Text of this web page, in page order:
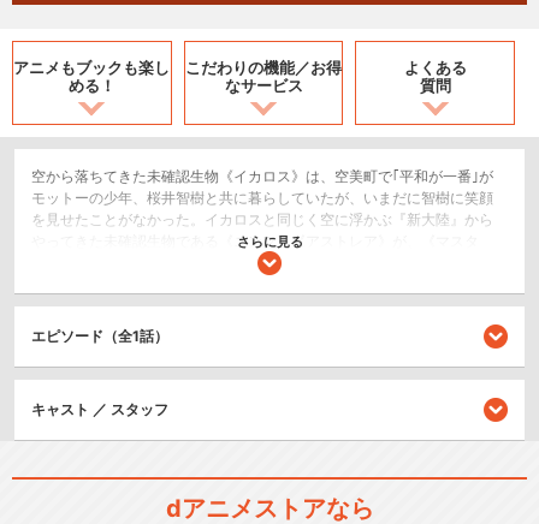
アニメもブックも楽し
める！
こだわりの機能／お得
なサービス
よくある
質問
空から落ちてきた未確認生物《イカロス》は、空美町で｢平和が一番｣が
モットーの少年、桜井智樹と共に暮らしていたが、いまだに智樹に笑顔
を見せたことがなかった。イカロスと同じく空に浮かぶ『新大陸』から
やってきた未確認生物である《ニンフ》《アストレア》が、《マスタ
ー》の支配から解放されて自由に笑って生きている姿を見た智樹は、ど
ようになる。戦略エンジェロイドとして作られ、感情をうまく表情に表
せないイカロスが笑えないのは、主従の関係を結んでいることが原因で
あると考えた智樹だったが、突如あてがわれた自由に、イカロスは――
―。原作累計400万部を突破した大ヒットアニメシリーズが遂に完結!!感
物語。これが本当のそらおとフィナーレ!!
恋愛/ラブコメ
さらに見る
エピソード（全1話）
キャスト ／ スタッフ
dアニメストアなら